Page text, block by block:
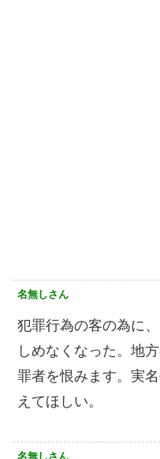
名無しさん
犯罪行為の客の為に
しめなくなった。地
罪者を恨みます。実
えてほしい。
名無しさん